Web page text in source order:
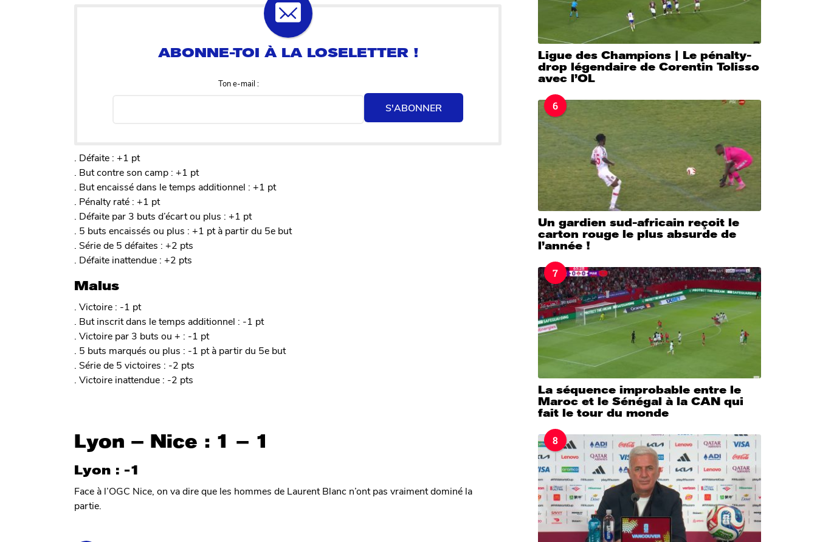
Ton e-mail :
S'ABONNER
. Défaite : +1 pt
. But contre son camp : +1 pt
. But encaissé dans le temps additionnel : +1 pt
. Pénalty raté : +1 pt
. Défaite par 3 buts d’écart ou plus : +1 pt
. 5 buts encaissés ou plus : +1 pt à partir du 5e but
. Série de 5 défaites : +2 pts
. Défaite inattendue : +2 pts
Malus
. Victoire : -1 pt
. But inscrit dans le temps additionnel : -1 pt
. Victoire par 3 buts ou + : -1 pt
. 5 buts marqués ou plus : -1 pt à partir du 5e but
. Série de 5 victoires : -2 pts
. Victoire inattendue : -2 pts
Lyon – Nice : 1 – 1
Lyon : -1
Face à l’OGC Nice, on va dire que les hommes de Laurent Blanc n’ont pas vraiment dominé la
partie.
Ligue des Champions | Le pénalty-
drop légendaire de Corentin Tolisso
avec l’OL
6
Un gardien sud-africain reçoit le
carton rouge le plus absurde de
l’année !
7
La séquence improbable entre le
Maroc et le Sénégal à la CAN qui
fait le tour du monde
8